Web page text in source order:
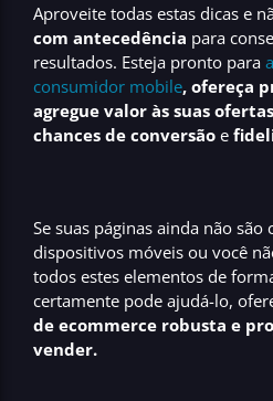
Aproveite todas estas dicas e
com antecedência para
resultados. Esteja pronto para
consumidor mobile, ofereça
agregue valor às suas ofertas
chances de conversão e
Se suas páginas ainda não
dispositivos móveis ou você
todos estes elementos de
certamente pode ajudá-lo,
de ecommerce robusta e
vender.